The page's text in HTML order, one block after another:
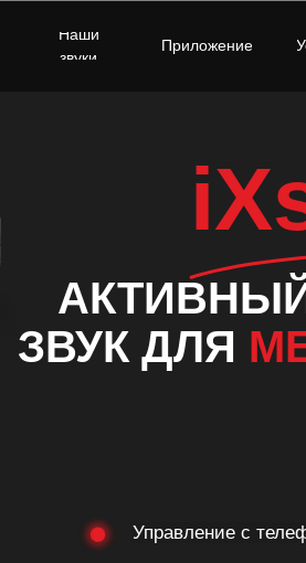
Наши
звуки
Приложение
ЗВУК ДЛЯ
Управление с